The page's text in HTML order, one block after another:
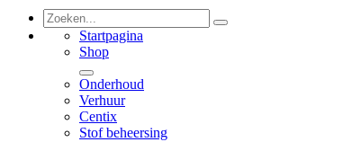
Startpagina
Shop
Onderhoud
Verhuur
Centix
Stof beheersing